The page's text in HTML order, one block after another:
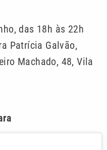
das 18h às 22h
Patrícia Galvão,
Machado, 48, Vila